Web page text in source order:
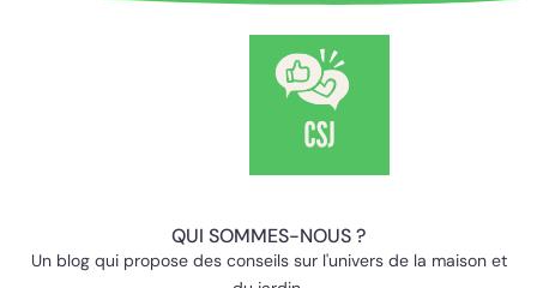
QUI SOMMES-NOUS ?
Un blog qui propose des conseils sur l'univers de la maison et